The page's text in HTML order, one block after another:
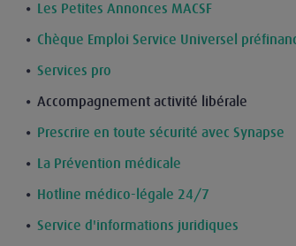
Les Petites Annonces MACSF
Chèque Emploi Service Universel
Services pro
Accompagnement activité libérale
Prescrire en toute sécurité avec Synapse
La Prévention médicale
Hotline médico-légale 24/7
Service d'informations juridiques